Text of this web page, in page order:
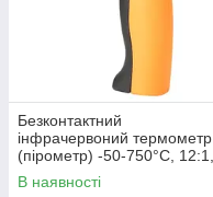
Безконтактний
інфрачервоний термометр
(пірометр) -50-750°C, 12:1,
EMS=0,1-1
В наявності